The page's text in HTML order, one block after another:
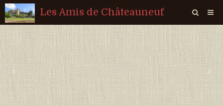
Les Amis de Châteauneuf
Page d'accueil
Livre d'or
Agenda
Quiz
‹ ›